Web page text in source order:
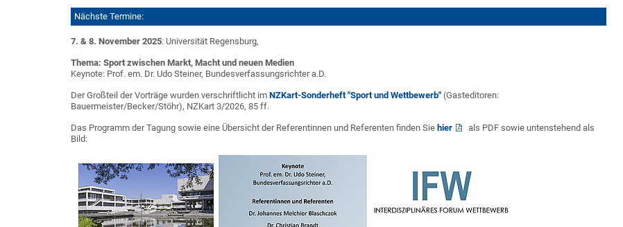
Nächste Termine:
7. & 8. November 2025: Universität Regensburg,
Thema: Sport zwischen Markt, Macht und neuen Medien
Keynote: Prof. em. Dr. Udo Steiner, Bundesverfassungsrichter a.D.
Der Großteil der Vorträge wurden verschriftlicht im NZKart-Sonderheft "Sport und Wettbewerb" (Gasteditoren:
Bauermeister/Becker/Stöhr), NZKart 3/2026, 85 ff.
Das Programm der Tagung sowie eine Übersicht der Referentinnen und Referenten finden Sie hier
als PDF sowie untenstehend als
Bild: